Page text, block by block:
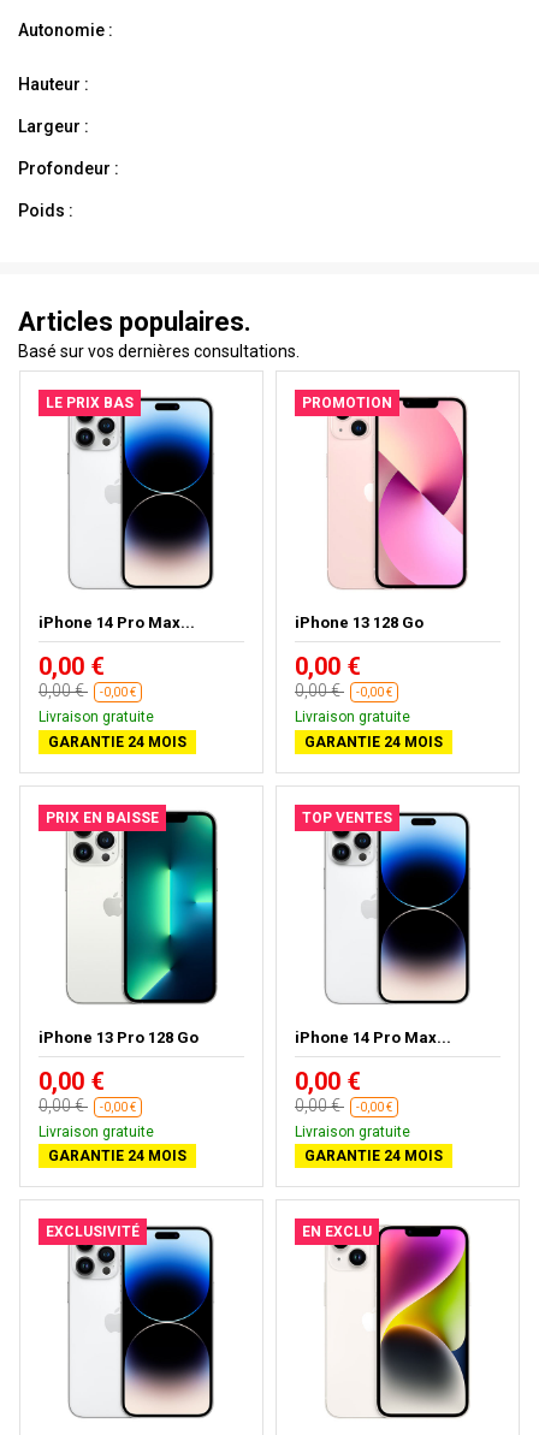
Autonomie :
Hauteur :
Largeur :
Profondeur :
Poids :
Articles populaires.
Basé sur vos dernières consultations.
LE PRIX BAS
iPhone 14 Pro Max...
0,00 €
0,00 € -0,00 €
Livraison gratuite
GARANTIE 24 MOIS
PROMOTION
iPhone 13 128 Go
0,00 €
0,00 € -0,00 €
Livraison gratuite
GARANTIE 24 MOIS
PRIX EN BAISSE
iPhone 13 Pro 128 Go
0,00 €
0,00 € -0,00 €
Livraison gratuite
GARANTIE 24 MOIS
TOP VENTES
iPhone 14 Pro Max...
0,00 €
0,00 € -0,00 €
Livraison gratuite
GARANTIE 24 MOIS
EXCLUSIVITÉ EN EXCLU